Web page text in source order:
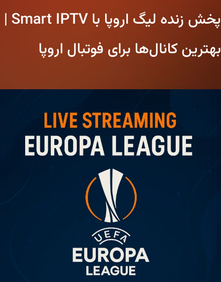
پخش زنده لیگ اروپا با Smart IPTV |
بهترین کانال‌ها برای فوتبال اروپا